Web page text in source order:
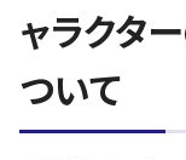
ャラクタ
ついて